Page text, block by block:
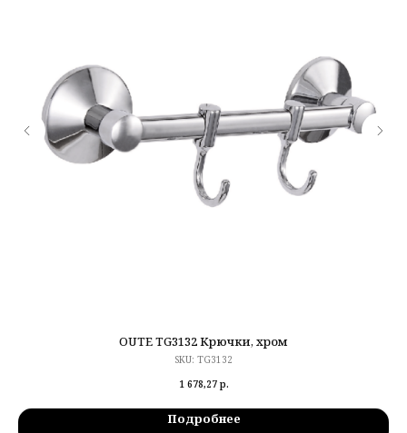
OUTE TG3132 Крючки, хром
SKU: TG3132
1 678,27 р.
Подробнее